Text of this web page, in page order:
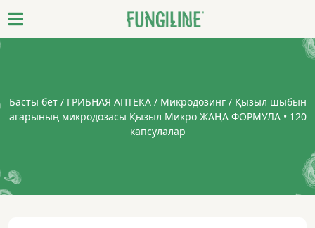
Басты бет/ ГРИБНАЯ АПТЕКА/ Микродозинг/ Қызыл шыбын
агарының микродозасы Қызыл Микро ЖАҢА ФОРМУЛА • 120
капсулалар